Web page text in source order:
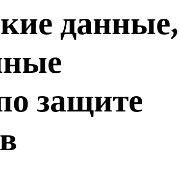
данные,
защите